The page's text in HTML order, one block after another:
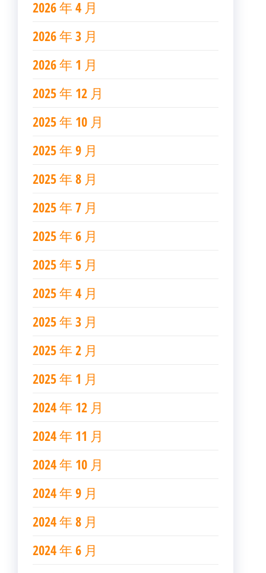
2026 年 4 月
2026 年 3 月
2026 年 1 月
2025 年 12 月
2025 年 10 月
2025 年 9 月
2025 年 8 月
2025 年 7 月
2025 年 6 月
2025 年 5 月
2025 年 4 月
2025 年 3 月
2025 年 2 月
2025 年 1 月
2024 年 12 月
2024 年 11 月
2024 年 10 月
2024 年 9 月
2024 年 8 月
2024 年 6 月